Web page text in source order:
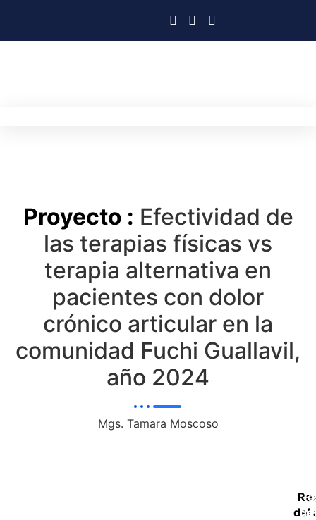
Proyecto : Efectividad de
las terapias físicas vs
terapia alternativa en
pacientes con dolor
crónico articular en la
comunidad Fuchi Guallavil,
año 2024
Mgs. Tamara Moscoso
del